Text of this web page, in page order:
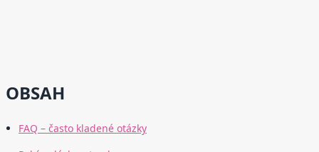
OBSAH
FAQ – často kladené otázky